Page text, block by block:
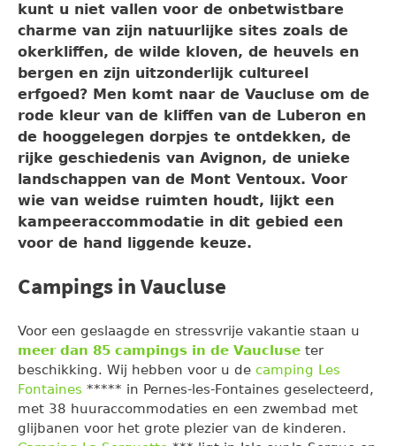
kunt u niet vallen voor de onbetwistbare
charme van zijn natuurlijke sites zoals de
okerkliffen, de wilde kloven, de heuvels en
bergen en zijn uitzonderlijk cultureel
erfgoed? Men komt naar de Vaucluse om de
rode kleur van de kliffen van de Luberon en
de hooggelegen dorpjes te ontdekken, de
rijke geschiedenis van Avignon, de unieke
landschappen van de Mont Ventoux. Voor
wie van weidse ruimten houdt, lijkt een
kampeeraccommodatie in dit gebied een
voor de hand liggende keuze.
Campings in Vaucluse
Voor een geslaagde en stressvrije vakantie staan u
meer dan 85 campings in de Vaucluse ter
beschikking. Wij hebben voor u de camping Les
Fontaines ***** in Pernes-les-Fontaines geselecteerd,
met 38 huuraccommodaties en een zwembad met
glijbanen voor het grote plezier van de kinderen.